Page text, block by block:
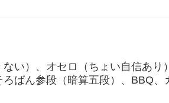
い）、オセロ（ちょい自信あり
ろばん参段（暗算五段）、BBQ